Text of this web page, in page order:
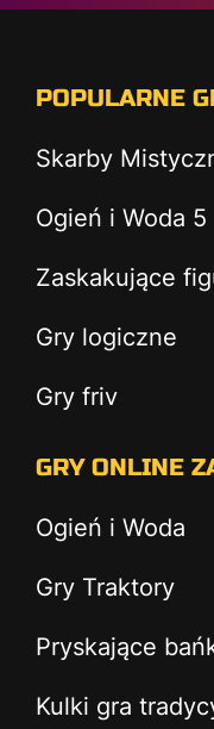
POPULARNE
Skarby
Ogień i Woda 5
Zaskakujące
Gry logiczne
Gry friv
GRY ONLINE
Ogień i Woda
Gry Traktory
Pryskające
Kulki gra